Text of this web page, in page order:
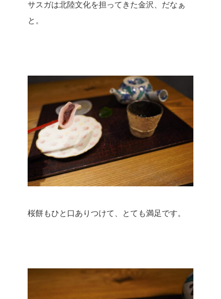
サスガは北陸文化を担ってきた金沢、だなぁ
と。
桜餅もひと口ありつけて、とても満足です。